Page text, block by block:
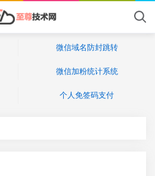
微信域名防封跳转
微信加粉统计系统
个人免签码支付